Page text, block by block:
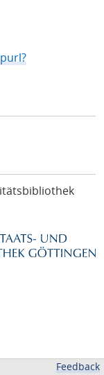
Feedback